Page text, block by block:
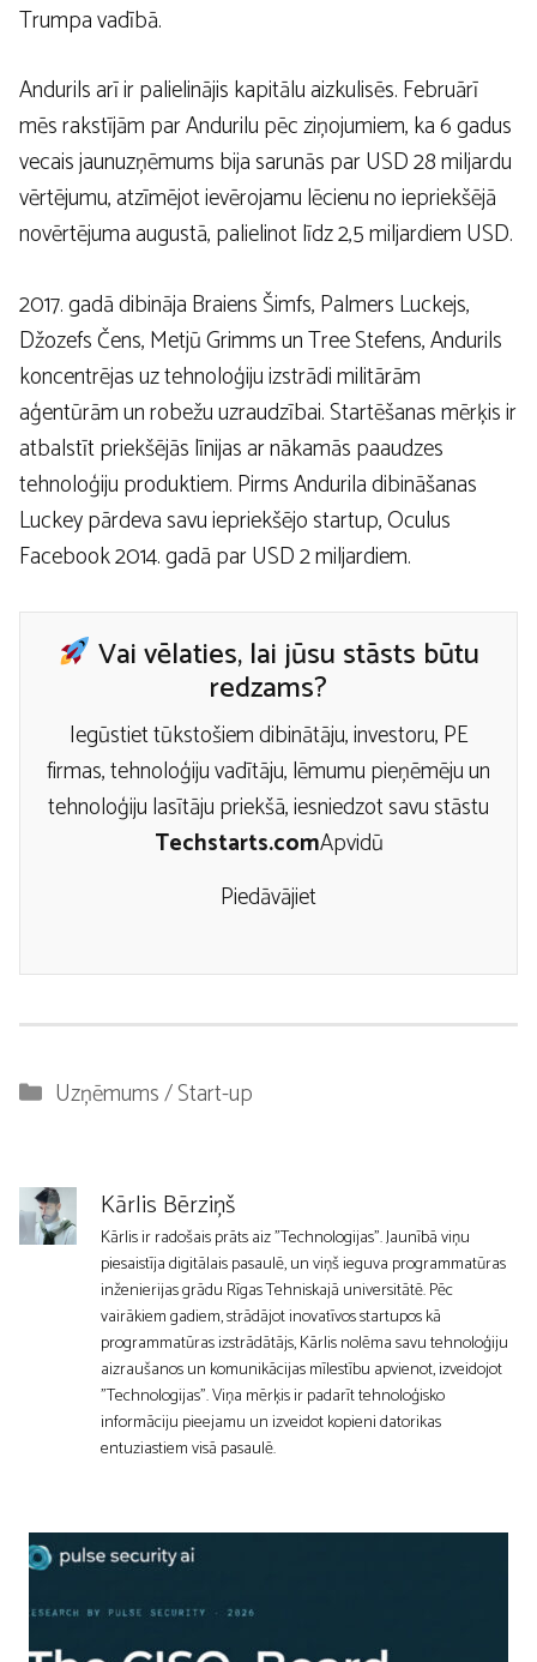
Trumpa vadībā.
Andurils arī ir palielinājis kapitālu aizkulisēs. Februārī
mēs rakstījām par Andurilu pēc ziņojumiem, ka 6 gadus
vecais jaunuzņēmums bija sarunās par USD 28 miljardu
vērtējumu, atzīmējot ievērojamu lēcienu no iepriekšējā
novērtējuma augustā, palielinot līdz 2,5 miljardiem USD.
2017. gadā dibināja Braiens Šimfs, Palmers Luckejs,
Džozefs Čens, Metjū Grimms un Tree Stefens, Andurils
koncentrējas uz tehnoloģiju izstrādi militārām
aģentūrām un robežu uzraudzībai. Startēšanas mērķis ir
atbalstīt priekšējās līnijas ar nākamās paaudzes
tehnoloģiju produktiem. Pirms Andurila dibināšanas
Luckey pārdeva savu iepriekšējo startup, Oculus
Facebook 2014. gadā par USD 2 miljardiem.
Vai vēlaties, lai jūsu stāsts būtu
redzams?
Iegūstiet tūkstošiem dibinātāju, investoru, PE
firmas, tehnoloģiju vadītāju, lēmumu pieņēmēju un
tehnoloģiju lasītāju priekšā, iesniedzot savu stāstu
Techstarts.comApvidū
Piedāvājiet
Kategorijas
Uzņēmums / Start-up
Kārlis Bērziņš
Kārlis ir radošais prāts aiz "Technologijas". Jaunībā viņu
piesaistīja digitālais pasaulē, un viņš ieguva programmatūras
inženierijas grādu Rīgas Tehniskajā universitātē. Pēc
vairākiem gadiem, strādājot inovatīvos startupos kā
programmatūras izstrādātājs, Kārlis nolēma savu tehnoloģiju
aizraušanos un komunikācijas mīlestību apvienot, izveidojot
"Technologijas". Viņa mērķis ir padarīt tehnoloģisko
informāciju pieejamu un izveidot kopieni datorikas
entuziastiem visā pasaulē.